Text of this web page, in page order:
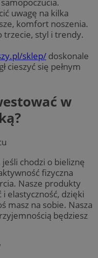
uwagę na kilka
komfort noszenia.
trzecie, styl i trendy.
sklep/ doskonale
cieszyć się pełnym
w
chodzi o bieliznę
fizyczna
Nasze produkty
elastyczność, dzięki
masz na sobie. Nasza
będziesz